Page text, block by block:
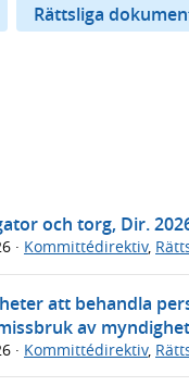
Rättsliga
och torg, Dir.
· Kommittédirektiv,
att behandla
av
· Kommittédirektiv,